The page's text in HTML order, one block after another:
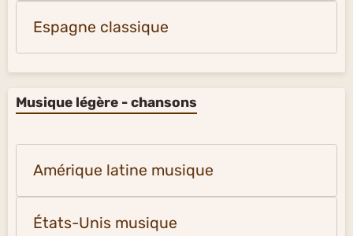
Espagne classique
Musique légère - chansons
Amérique latine musique
États-Unis musique